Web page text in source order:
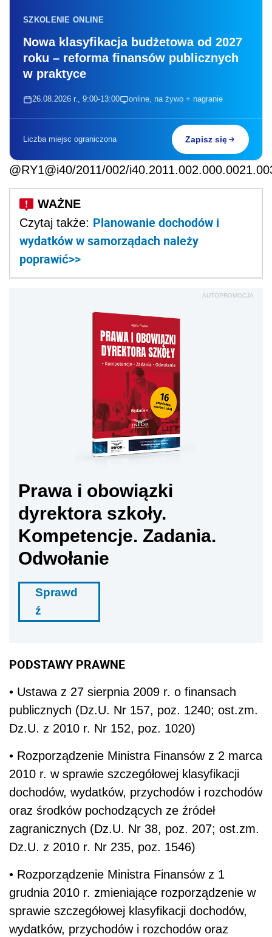
SZKOLENIE ONLINE
Nowa klasyfikacja budżetowa od 2027
roku – reforma finansów publicznych
w praktyce
26.08.2026 r., 9:00-13:00 online, na żywo + nagranie
Liczba miejsc ograniczona Zapisz się
@RY1@i40/2011/002/
Czytaj także: Planowanie dochodów i
wydatków w samorządach należy
poprawić>>
AUTOPROMOCJA
Prawa i obowiązki
dyrektora szkoły.
Kompetencje. Zadania.
Odwołanie
Sprawd
ź
PODSTAWY PRAWNE
• Ustawa z 27 sierpnia 2009 r. o finansach
publicznych (Dz.U. Nr 157, poz. 1240; ost.zm.
Dz.U. z 2010 r. Nr 152, poz. 1020)
• Rozporządzenie Ministra Finansów z 2 marca
2010 r. w sprawie szczegółowej klasyfikacji
dochodów, wydatków, przychodów i rozchodów
oraz środków pochodzących ze źródeł
zagranicznych (Dz.U. Nr 38, poz. 207; ost.zm.
Dz.U. z 2010 r. Nr 235, poz. 1546)
• Rozporządzenie Ministra Finansów z 1
grudnia 2010 r. zmieniające rozporządzenie w
sprawie szczegółowej klasyfikacji dochodów,
wydatków, przychodów i rozchodów oraz